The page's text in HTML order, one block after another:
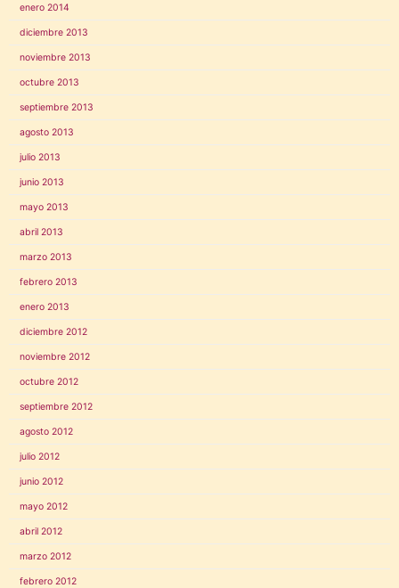
enero 2014
diciembre 2013
noviembre 2013
octubre 2013
septiembre 2013
agosto 2013
julio 2013
junio 2013
mayo 2013
abril 2013
marzo 2013
febrero 2013
enero 2013
diciembre 2012
noviembre 2012
octubre 2012
septiembre 2012
agosto 2012
julio 2012
junio 2012
mayo 2012
abril 2012
marzo 2012
febrero 2012